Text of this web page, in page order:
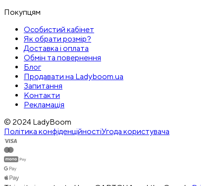
Покупцям
Особистий кабінет
Як обрати розмір?
Доставка і оплата
Обмін та повернення
Блог
Продавати на Ladyboom.ua
Запитання
Контакти
Рекламація
© 2024 LadyBoom
Політика конфіденційностіУгода користувача